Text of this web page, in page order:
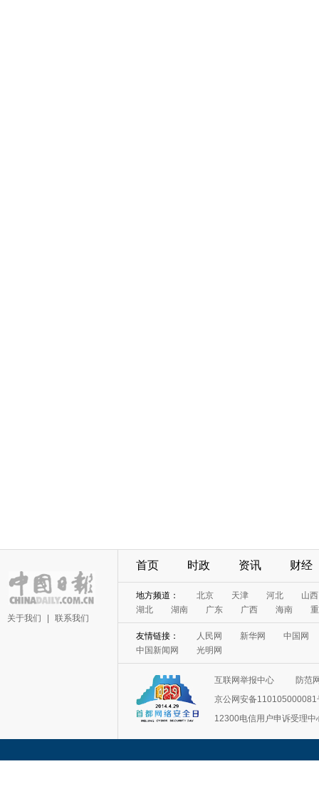
关于我们 联系我们
首页 时政 资讯 财经
地方频道： 北京 天津 河北
山西
湖北
湖南 广东 广西 海南
友情链接： 人民网 新华网
中国网
中国新闻网
光明网
互联网举报中心
防范
京公网安备110105000081
12300电信用户申诉受理中